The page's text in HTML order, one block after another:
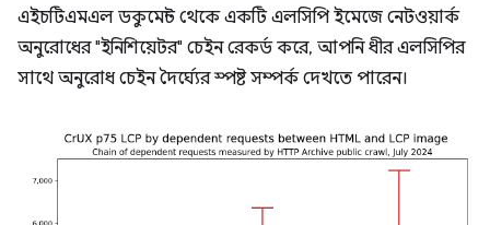
এইচটিএমএল ডকুমেন্ট থেকে একটি এলসিপি ইমেজে নেটওয়ার্ক
অনুরোধের "ইনিশিয়েটর" চেইন রেকর্ড করে, আপনি ধীর এলসিপির
সাথে অনুরোধ চেইন দৈর্ঘ্যের স্পষ্ট সম্পর্ক দেখতে পারেন।